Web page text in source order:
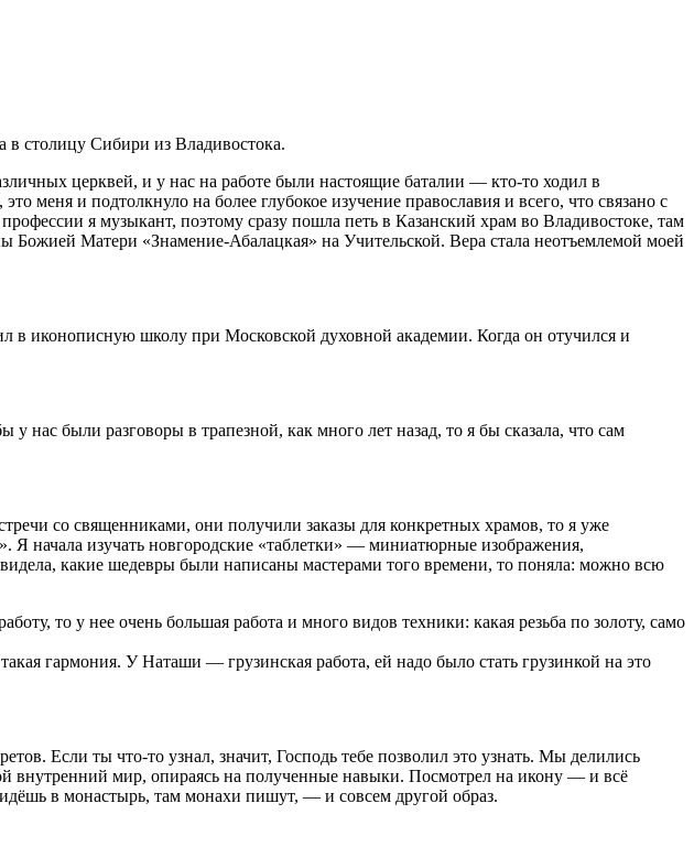
в столицу Сибири из Владивостока.
церквей, и у нас на работе были настоящие баталии — кто-то ходил в
меня и подтолкнуло на более глубокое изучение православия и всего, что связано с
я музыкант, поэтому сразу пошла петь в Казанский храм во Владивостоке, там
Божией Матери «Знамение-Абалацкая» на Учительской. Вера стала неотъемлемой моей
иконописную школу при Московской духовной академии. Когда он отучился и
были разговоры в трапезной, как много лет назад, то я бы сказала, что сам
со священниками, они получили заказы для конкретных храмов, то я уже
Я начала изучать новгородские «таблетки» — миниатюрные изображения,
какие шедевры были написаны мастерами того времени, то поняла: можно всю
то у нее очень большая работа и много видов техники: какая резьба по золоту, само
гармония. У Наташи — грузинская работа, ей надо было стать грузинкой на это
Если ты что-то узнал, значит, Господь тебе позволил это узнать. Мы делились
внутренний мир, опираясь на полученные навыки. Посмотрел на икону — и всё
в монастырь, там монахи пишут, — и совсем другой образ.